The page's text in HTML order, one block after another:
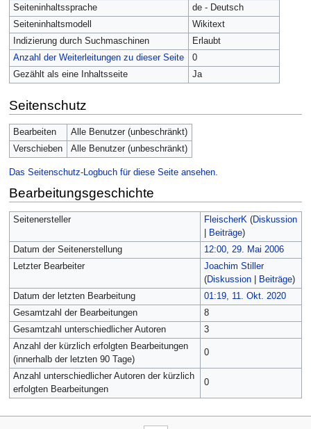
Seiteninhaltssprache
de - Deutsch
Seiteninhaltsmodell
Wikitext
Indizierung durch Suchmaschinen
Erlaubt
Anzahl der Weiterleitungen zu dieser Seite
0
Gezählt als eine Inhaltsseite
Ja
Seitenschutz
Bearbeiten
Alle Benutzer (unbeschränkt)
Verschieben
Alle Benutzer (unbeschränkt)
Das Seitenschutz-Logbuch für diese Seite ansehen.
Bearbeitungsgeschichte
Seitenersteller FleischerK (Diskussion
Beiträge)
Datum der Seitenerstellung
12:00, 29. Mai 2006
Letzter Bearbeiter
Joachim Stiller
(Diskussion| Beiträge)
Datum der letzten Bearbeitung
01:19, 11. Okt. 2020
Gesamtzahl der Bearbeitungen
8
Gesamtzahl unterschiedlicher Autoren
3
Anzahl der kürzlich erfolgten Bearbeitungen
(innerhalb der letzten 90 Tage)
0
Anzahl unterschiedlicher Autoren der kürzlich
erfolgten Bearbeitungen
0